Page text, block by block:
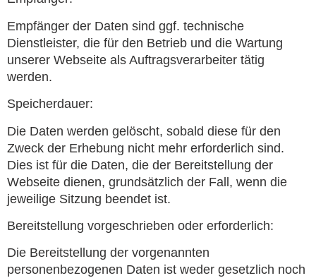
Empfänger der Daten sind ggf. technische
Dienstleister, die für den Betrieb und die Wartung
unserer Webseite als Auftragsverarbeiter tätig
werden.
Speicherdauer:
Die Daten werden gelöscht, sobald diese für den
Zweck der Erhebung nicht mehr erforderlich sind.
Dies ist für die Daten, die der Bereitstellung der
Webseite dienen, grundsätzlich der Fall, wenn die
jeweilige Sitzung beendet ist.
Bereitstellung vorgeschrieben oder erforderlich:
Die Bereitstellung der vorgenannten
personenbezogenen Daten ist weder gesetzlich noch